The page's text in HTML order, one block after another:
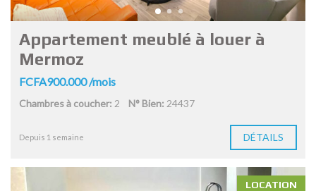
Appartement meublé à louer à
Mermoz
FCFA900.000 /mois
Chambres à coucher: 2 N° Bien: 24437
Depuis 1 semaine DÉTAILS
LOCATION